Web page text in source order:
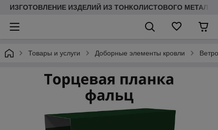
ИЗГОТОВЛЕНИЕ ИЗДЕЛИЙ ИЗ ТОНКОЛИСТОВОГО
Товары и услуги Доборные элементы кровли